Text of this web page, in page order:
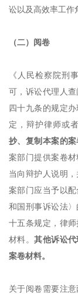
讼以及高效率工作
（二）阅卷
《人民检察院刑
可，诉讼代理人
四十九条的规定
定，辩护律师或者
抄、复制本案的
案部门提供案卷
当向辩护人说明
案部门应当予以
和国刑事诉讼法〉
十五条规定，律
材料。其他诉讼
案卷材料。
关于阅卷需要注